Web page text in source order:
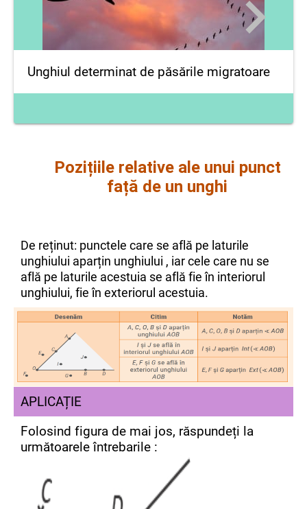
Unghiul determinat de păsările migratoare
Pozițiile relative ale unui punct
față de un unghi
De reținut: punctele care se află pe laturile
unghiului aparțin unghiului , iar cele care nu se
află pe laturile acestuia se află fie în interiorul
unghiului, fie în exteriorul acestuia.
APLICAȚIE
Folosind figura de mai jos, răspundeți la
următoarele întrebarile :